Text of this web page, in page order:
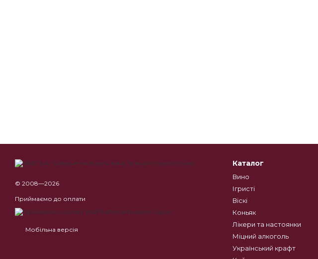
© 2008—2026
Приймаємо до оплати
Мобільна версія
Каталог
Вино
Ігристі
Віскі
Коньяк
Лікери та настоянки
Міцний алкоголь
Український крафт